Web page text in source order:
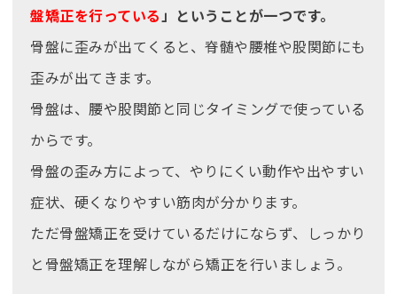
盤矯正を行っている 」ということが一つです。
骨盤に歪みが出てくると、脊髄や腰椎や股関節にも
歪みが出てきます。
骨盤は、腰や股関節と同じタイミングで使っている
からです。
骨盤の歪み方によって、やりにくい動作や出やすい
症状、硬くなりやすい筋肉が分かります。
ただ骨盤矯正を受けているだけにならず、しっかり
と骨盤矯正を理解しながら矯正を行いましょう。